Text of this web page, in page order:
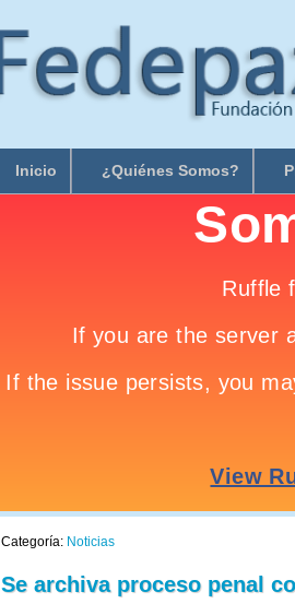
Inicio ¿Quiénes Somos?
Categoría: Noticias
Se archiva proceso penal